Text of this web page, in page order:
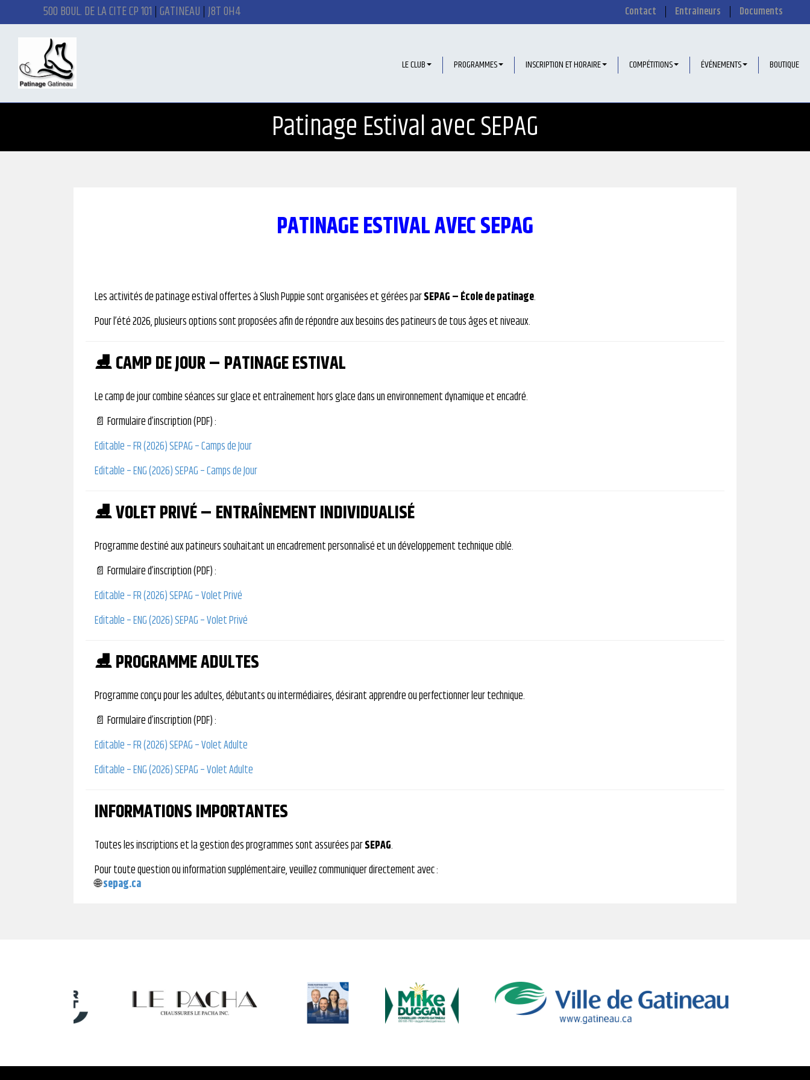
500 BOUL. DE LA CITÉ CP 101 GATINEAU J8T 0H4 Contact Entraîneurs Documents
LE CLUB PROGRAMMES INSCRIPTION ET HORAIRE COMPÉTITIONS ÉVÉNEMENTS BOUTIQUE
Patinage Estival avec SEPAG
PATINAGE ESTIVAL AVEC SEPAG
Les activités de patinage estival offertes à Slush Puppie sont organisées et gérées parSEPAG – École de patinage.
Pour l’été 2026, plusieurs options sont proposées afin de répondre aux besoins des patineurs de tous âges et niveaux.
⛸ CAMP DE JOUR – PATINAGE ESTIVAL
Le camp de jour combine séances sur glace et entraînement hors glace dans un environnement dynamique et encadré.
📄 Formulaire d’inscription (PDF) :
Editable – FR (2026) SEPAG – Camps de Jour
Editable – ENG (2026) SEPAG – Camps de Jour
⛸ VOLET PRIVÉ – ENTRAÎNEMENT INDIVIDUALISÉ
Programme destiné aux patineurs souhaitant un encadrement personnalisé et un développement technique ciblé.
📄 Formulaire d’inscription (PDF) :
Editable – FR (2026) SEPAG – Volet Privé
Editable – ENG (2026) SEPAG – Volet Privé
⛸ PROGRAMME ADULTES
Programme conçu pour les adultes, débutants ou intermédiaires, désirant apprendre ou perfectionner leur technique.
📄 Formulaire d’inscription (PDF) :
Editable – FR (2026) SEPAG – Volet Adulte
Editable – ENG (2026) SEPAG – Volet Adulte
INFORMATIONS IMPORTANTES
Toutes les inscriptions et la gestion des programmes sont assurées parSEPAG.
Pour toute question ou information supplémentaire, veuillez communiquer directement avec :
🌐sepag.ca